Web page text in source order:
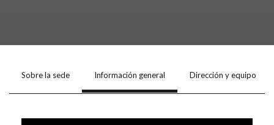
Sobre la sede Información general Dirección y equipo